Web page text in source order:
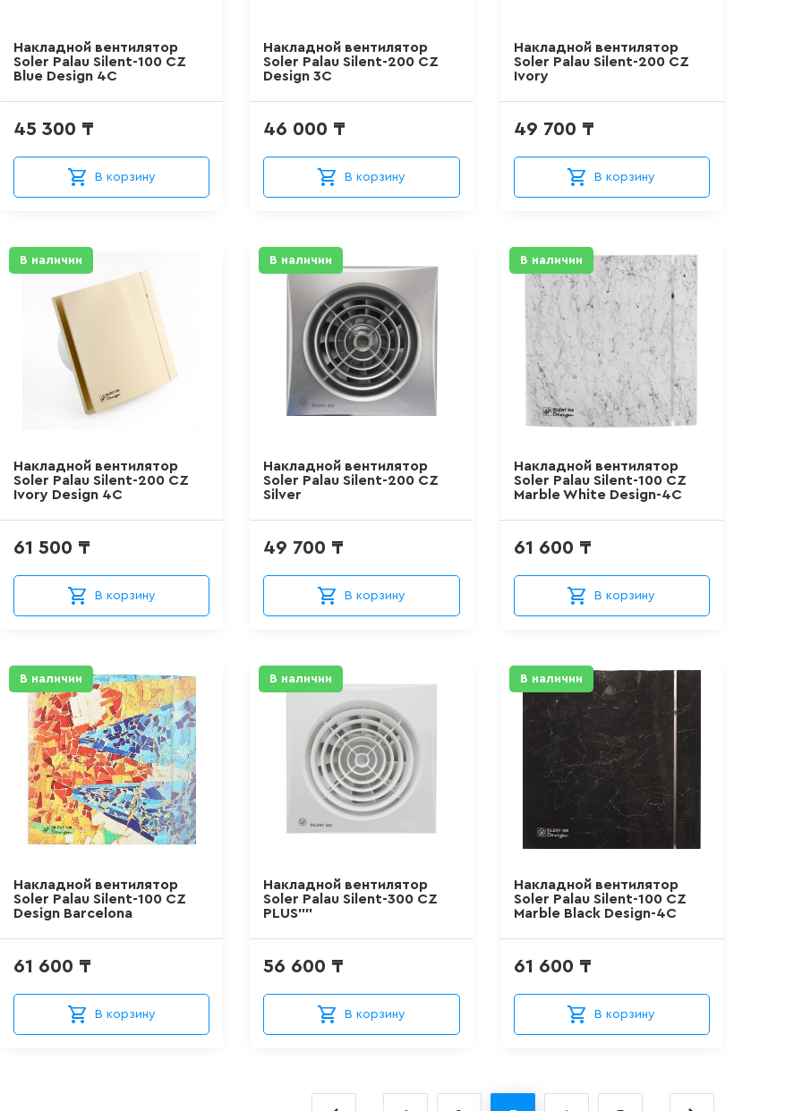
Накладной вентилятор
Soler Palau Silent-100 CZ
Blue Design 4C
45 300 ₸
В корзину
Накладной вентилятор
Soler Palau Silent-200 CZ
Design 3C
46 000 ₸
В корзину
Накладной вентилятор
Soler Palau Silent-200 CZ
Ivory
49 700 ₸
В корзину
В наличии
Накладной вентилятор
Soler Palau Silent-200 CZ
Ivory Design 4C
61 500 ₸
В корзину
В наличии
Накладной вентилятор
Soler Palau Silent-200 CZ
Silver
49 700 ₸
В корзину
В наличии
Накладной вентилятор
Soler Palau Silent-100 CZ
Marble White Design-4C
61 600 ₸
В корзину
В наличии
Накладной вентилятор
Soler Palau Silent-100 CZ
Design Barcelona
61 600 ₸
В корзину
В наличии
Накладной вентилятор
Soler Palau Silent-300 CZ
PLUS""
56 600 ₸
В корзину
В наличии
Накладной вентилятор
Soler Palau Silent-100 CZ
Marble Black Design-4C
61 600 ₸
В корзину